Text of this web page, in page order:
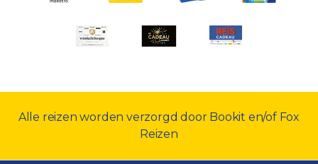
Alle reizen worden verzorgd door Bookit en/of Fox
Reizen